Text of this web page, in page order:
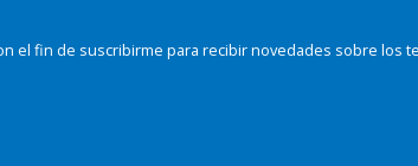
el fin de suscribirme para recibir novedades sobre los